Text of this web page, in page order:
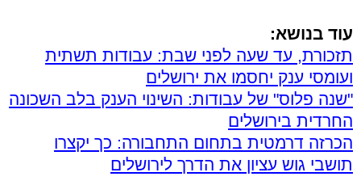
עוד בנושא:
תזכורת, עד שעה לפני שבת: עבודות תשתית
ועומסי ענק יחסמו את ירושלים
"שנה פלוס" של עבודות: השינוי הענק בלב השכונה
החרדית בירושלים
הכרזה דרמטית בתחום התחבורה: כך יקצרו
תושבי גוש עציון את הדרך לירושלים